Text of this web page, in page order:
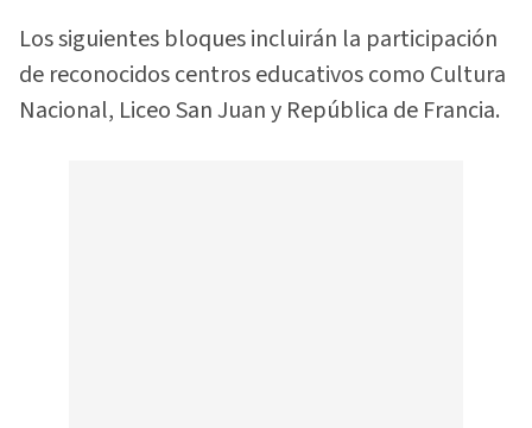
Los siguientes bloques incluirán la participación
de reconocidos centros educativos como Cultura
Nacional, Liceo San Juan y República de Francia.